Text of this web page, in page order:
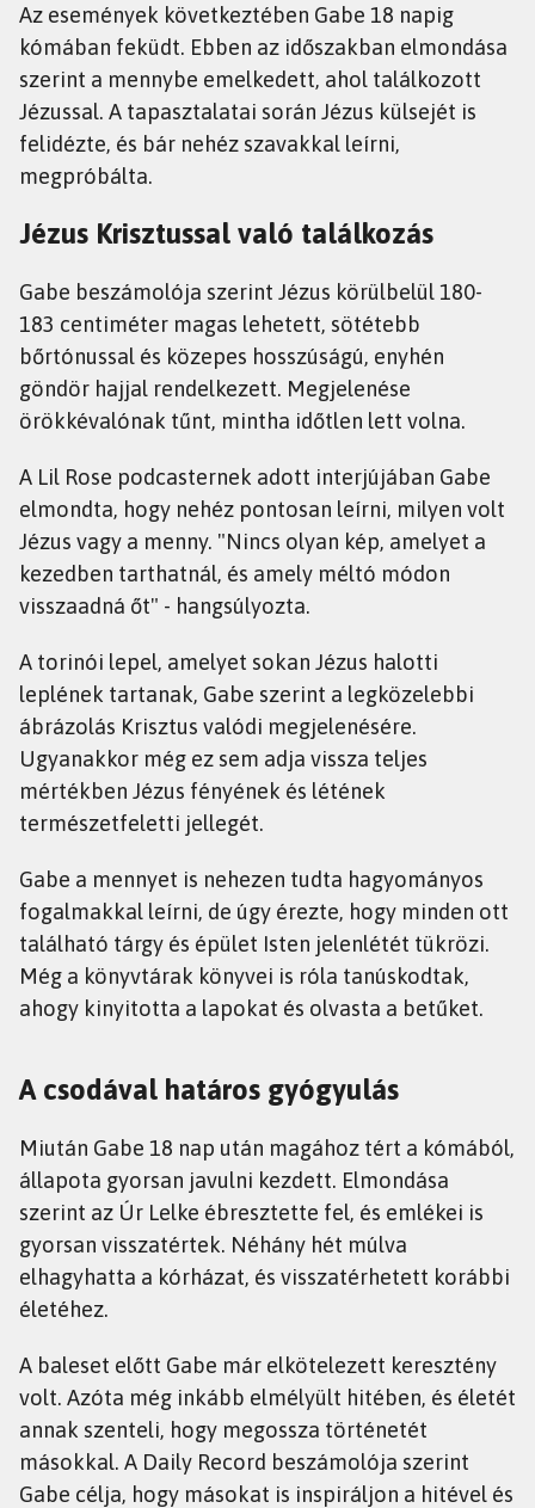
Az események következtében Gabe 18 napig
kómában feküdt. Ebben az időszakban elmondása
szerint a mennybe emelkedett, ahol találkozott
Jézussal. A tapasztalatai során Jézus külsejét is
felidézte, és bár nehéz szavakkal leírni,
megpróbálta.
Jézus Krisztussal való találkozás
Gabe beszámolója szerint Jézus körülbelül 180-
183 centiméter magas lehetett, sötétebb
bőrtónussal és közepes hosszúságú, enyhén
göndör hajjal rendelkezett. Megjelenése
örökkévalónak tűnt, mintha időtlen lett volna.
A Lil Rose podcasternek adott interjújában Gabe
elmondta, hogy nehéz pontosan leírni, milyen volt
Jézus vagy a menny. "Nincs olyan kép, amelyet a
kezedben tarthatnál, és amely méltó módon
visszaadná őt" - hangsúlyozta.
A torinói lepel, amelyet sokan Jézus halotti
leplének tartanak, Gabe szerint a legközelebbi
ábrázolás Krisztus valódi megjelenésére.
Ugyanakkor még ez sem adja vissza teljes
mértékben Jézus fényének és létének
természetfeletti jellegét.
Gabe a mennyet is nehezen tudta hagyományos
fogalmakkal leírni, de úgy érezte, hogy minden ott
található tárgy és épület Isten jelenlétét tükrözi.
Még a könyvtárak könyvei is róla tanúskodtak,
ahogy kinyitotta a lapokat és olvasta a betűket.
A csodával határos gyógyulás
Miután Gabe 18 nap után magához tért a kómából,
állapota gyorsan javulni kezdett. Elmondása
szerint az Úr Lelke ébresztette fel, és emlékei is
gyorsan visszatértek. Néhány hét múlva
elhagyhatta a kórházat, és visszatérhetett korábbi
életéhez.
A baleset előtt Gabe már elkötelezett keresztény
volt. Azóta még inkább elmélyült hitében, és életét
annak szenteli, hogy megossza történetét
másokkal. A Daily Record beszámolója szerint
Gabe célja, hogy másokat is inspiráljon a hitével és